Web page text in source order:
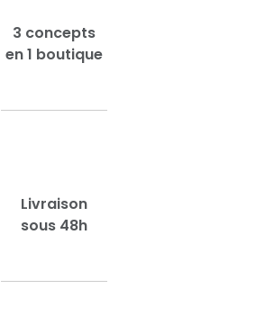
3 concepts
en 1 boutique
Livraison
sous 48h